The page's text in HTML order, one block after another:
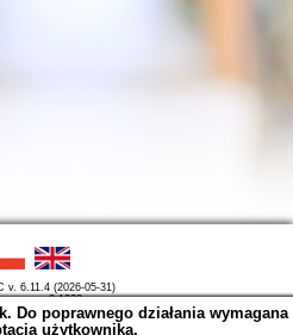
v. 6.11.4 (2026-05-31)
w 0,1228 s.
Do poprawnego działania wymagana
użytkownika.